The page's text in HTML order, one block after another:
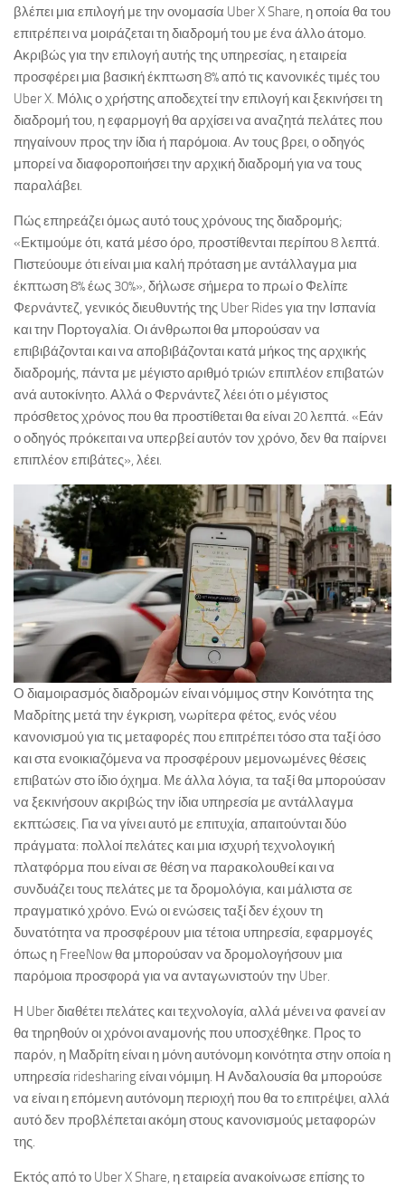
βλέπει μια επιλογή με την ονομασία Uber X Share, η οποία θα του
επιτρέπει να μοιράζεται τη διαδρομή του με ένα άλλο άτομο.
Ακριβώς για την επιλογή αυτής της υπηρεσίας, η εταιρεία
προσφέρει μια βασική έκπτωση 8% από τις κανονικές τιμές του
Uber X. Μόλις ο χρήστης αποδεχτεί την επιλογή και ξεκινήσει τη
διαδρομή του, η εφαρμογή θα αρχίσει να αναζητά πελάτες που
πηγαίνουν προς την ίδια ή παρόμοια. Αν τους βρει, ο οδηγός
μπορεί να διαφοροποιήσει την αρχική διαδρομή για να τους
παραλάβει.
Πώς επηρεάζει όμως αυτό τους χρόνους της διαδρομής;
«Εκτιμούμε ότι, κατά μέσο όρο, προστίθενται περίπου 8 λεπτά.
Πιστεύουμε ότι είναι μια καλή πρόταση με αντάλλαγμα μια
έκπτωση 8% έως 30%», δήλωσε σήμερα το πρωί ο Φελίπε
Φερνάντεζ, γενικός διευθυντής της Uber Rides για την Ισπανία
και την Πορτογαλία. Οι άνθρωποι θα μπορούσαν να
επιβιβάζονται και να αποβιβάζονται κατά μήκος της αρχικής
διαδρομής, πάντα με μέγιστο αριθμό τριών επιπλέον επιβατών
ανά αυτοκίνητο. Αλλά ο Φερνάντεζ λέει ότι ο μέγιστος
πρόσθετος χρόνος που θα προστίθεται θα είναι 20 λεπτά. «Εάν
ο οδηγός πρόκειται να υπερβεί αυτόν τον χρόνο, δεν θα παίρνει
επιπλέον επιβάτες», λέει.
Ο διαμοιρασμός διαδρομών είναι νόμιμος στην Κοινότητα της
Μαδρίτης μετά την έγκριση, νωρίτερα φέτος, ενός νέου
κανονισμού για τις μεταφορές που επιτρέπει τόσο στα ταξί όσο
και στα ενοικιαζόμενα να προσφέρουν μεμονωμένες θέσεις
επιβατών στο ίδιο όχημα. Με άλλα λόγια, τα ταξί θα μπορούσαν
να ξεκινήσουν ακριβώς την ίδια υπηρεσία με αντάλλαγμα
εκπτώσεις. Για να γίνει αυτό με επιτυχία, απαιτούνται δύο
πράγματα: πολλοί πελάτες και μια ισχυρή τεχνολογική
πλατφόρμα που είναι σε θέση να παρακολουθεί και να
συνδυάζει τους πελάτες με τα δρομολόγια, και μάλιστα σε
πραγματικό χρόνο. Ενώ οι ενώσεις ταξί δεν έχουν τη
δυνατότητα να προσφέρουν μια τέτοια υπηρεσία, εφαρμογές
όπως η FreeNow θα μπορούσαν να δρομολογήσουν μια
παρόμοια προσφορά για να ανταγωνιστούν την Uber.
Η Uber διαθέτει πελάτες και τεχνολογία, αλλά μένει να φανεί αν
θα τηρηθούν οι χρόνοι αναμονής που υποσχέθηκε. Προς το
παρόν, η Μαδρίτη είναι η μόνη αυτόνομη κοινότητα στην οποία η
υπηρεσία ridesharing είναι νόμιμη. Η Ανδαλουσία θα μπορούσε
να είναι η επόμενη αυτόνομη περιοχή που θα το επιτρέψει, αλλά
αυτό δεν προβλέπεται ακόμη στους κανονισμούς μεταφορών
της.
Εκτός από το Uber X Share, η εταιρεία ανακοίνωσε επίσης το